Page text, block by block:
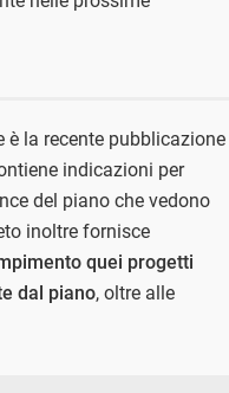
la recente pubblicazione
indicazioni per
del piano che vedono
inoltre fornisce
quei progetti
dal piano, oltre alle